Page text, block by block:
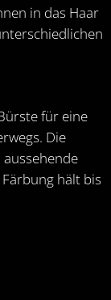
in das Haar
für eine
Die
hält bis